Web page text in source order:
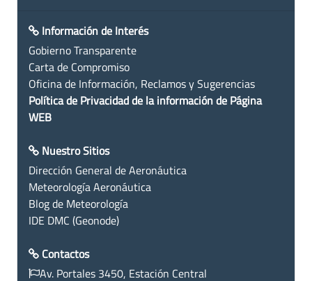
Información de Interés
Gobierno Transparente
Carta de Compromiso
Oficina de Información, Reclamos y Sugerencias
Política de Privacidad de la información de Página
WEB
Nuestro Sitios
Dirección General de Aeronáutica
Meteorología Aeronáutica
Blog de Meteorología
IDE DMC (Geonode)
Contactos
Av. Portales 3450, Estación Central